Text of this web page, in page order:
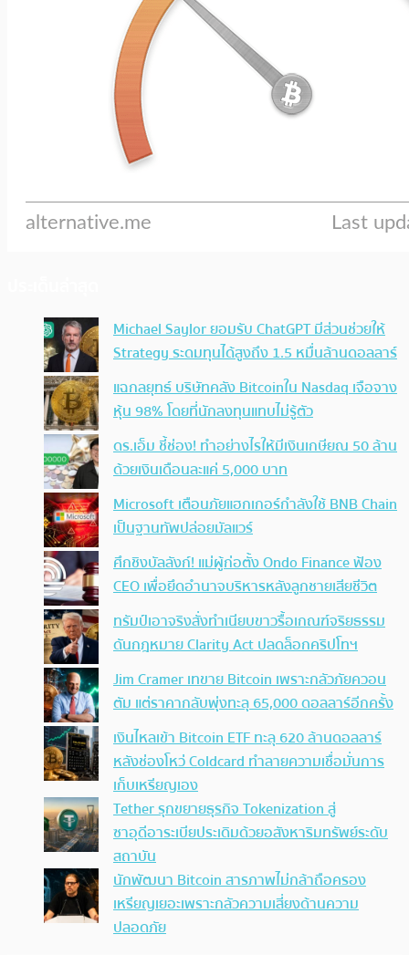
Michael Saylor ยอมรับ ChatGPT มีส่วนช่วยให้
Strategy ระดมทุนได้สูงถึง 1.5 หมื่นล้านดอลลาร์
แฉกลยุทธ์ บริษัทคลัง Bitcoinใน Nasdaq เจือจาง
หุ้น 98% โดยที่นักลงทุนแทบไม่รู้ตัว
ดร.เอ็ม ชี้ช่อง! ทำอย่างไรให้มีเงินเกษียณ 50 ล้าน
ด้วยเงินเดือนละแค่ 5,000 บาท
Microsoft เตือนภัยแฮกเกอร์กำลังใช้ BNB Chain
เป็นฐานทัพปล่อยมัลแวร์
ศึกชิงบัลลังก์! แม่ผู้ก่อตั้ง Ondo Finance ฟ้อง
CEO เพื่อยึดอำนาจบริหารหลังลูกชายเสียชีวิต
ทรัมป์เอาจริง สั่งทำเนียบขาวรื้อเกณฑ์จริยธรรม
ดันกฎหมาย Clarity Act ปลดล็อกคริปโทฯ
Jim Cramer เทขาย Bitcoin เพราะกลัวภัยควอน
ตัม แต่ราคากลับพุ่งทะลุ 65,000 ดอลลาร์อีกครั้ง
เงินไหลเข้า Bitcoin ETF ทะลุ 620 ล้านดอลลาร์
หลังช่องโหว่ Coldcard ทำลายความเชื่อมั่นการ
เก็บเหรียญเอง
Tether รุกขยายธุรกิจ Tokenization สู่
ซาอุดีอาระเบียประเดิมด้วยอสังหาริมทรัพย์ระดับ
สถาบัน
นักพัฒนา Bitcoin สารภาพไม่กล้าถือครอง
เหรียญเยอะเพราะกลัวความเสี่ยงด้านความ
ปลอดภัย